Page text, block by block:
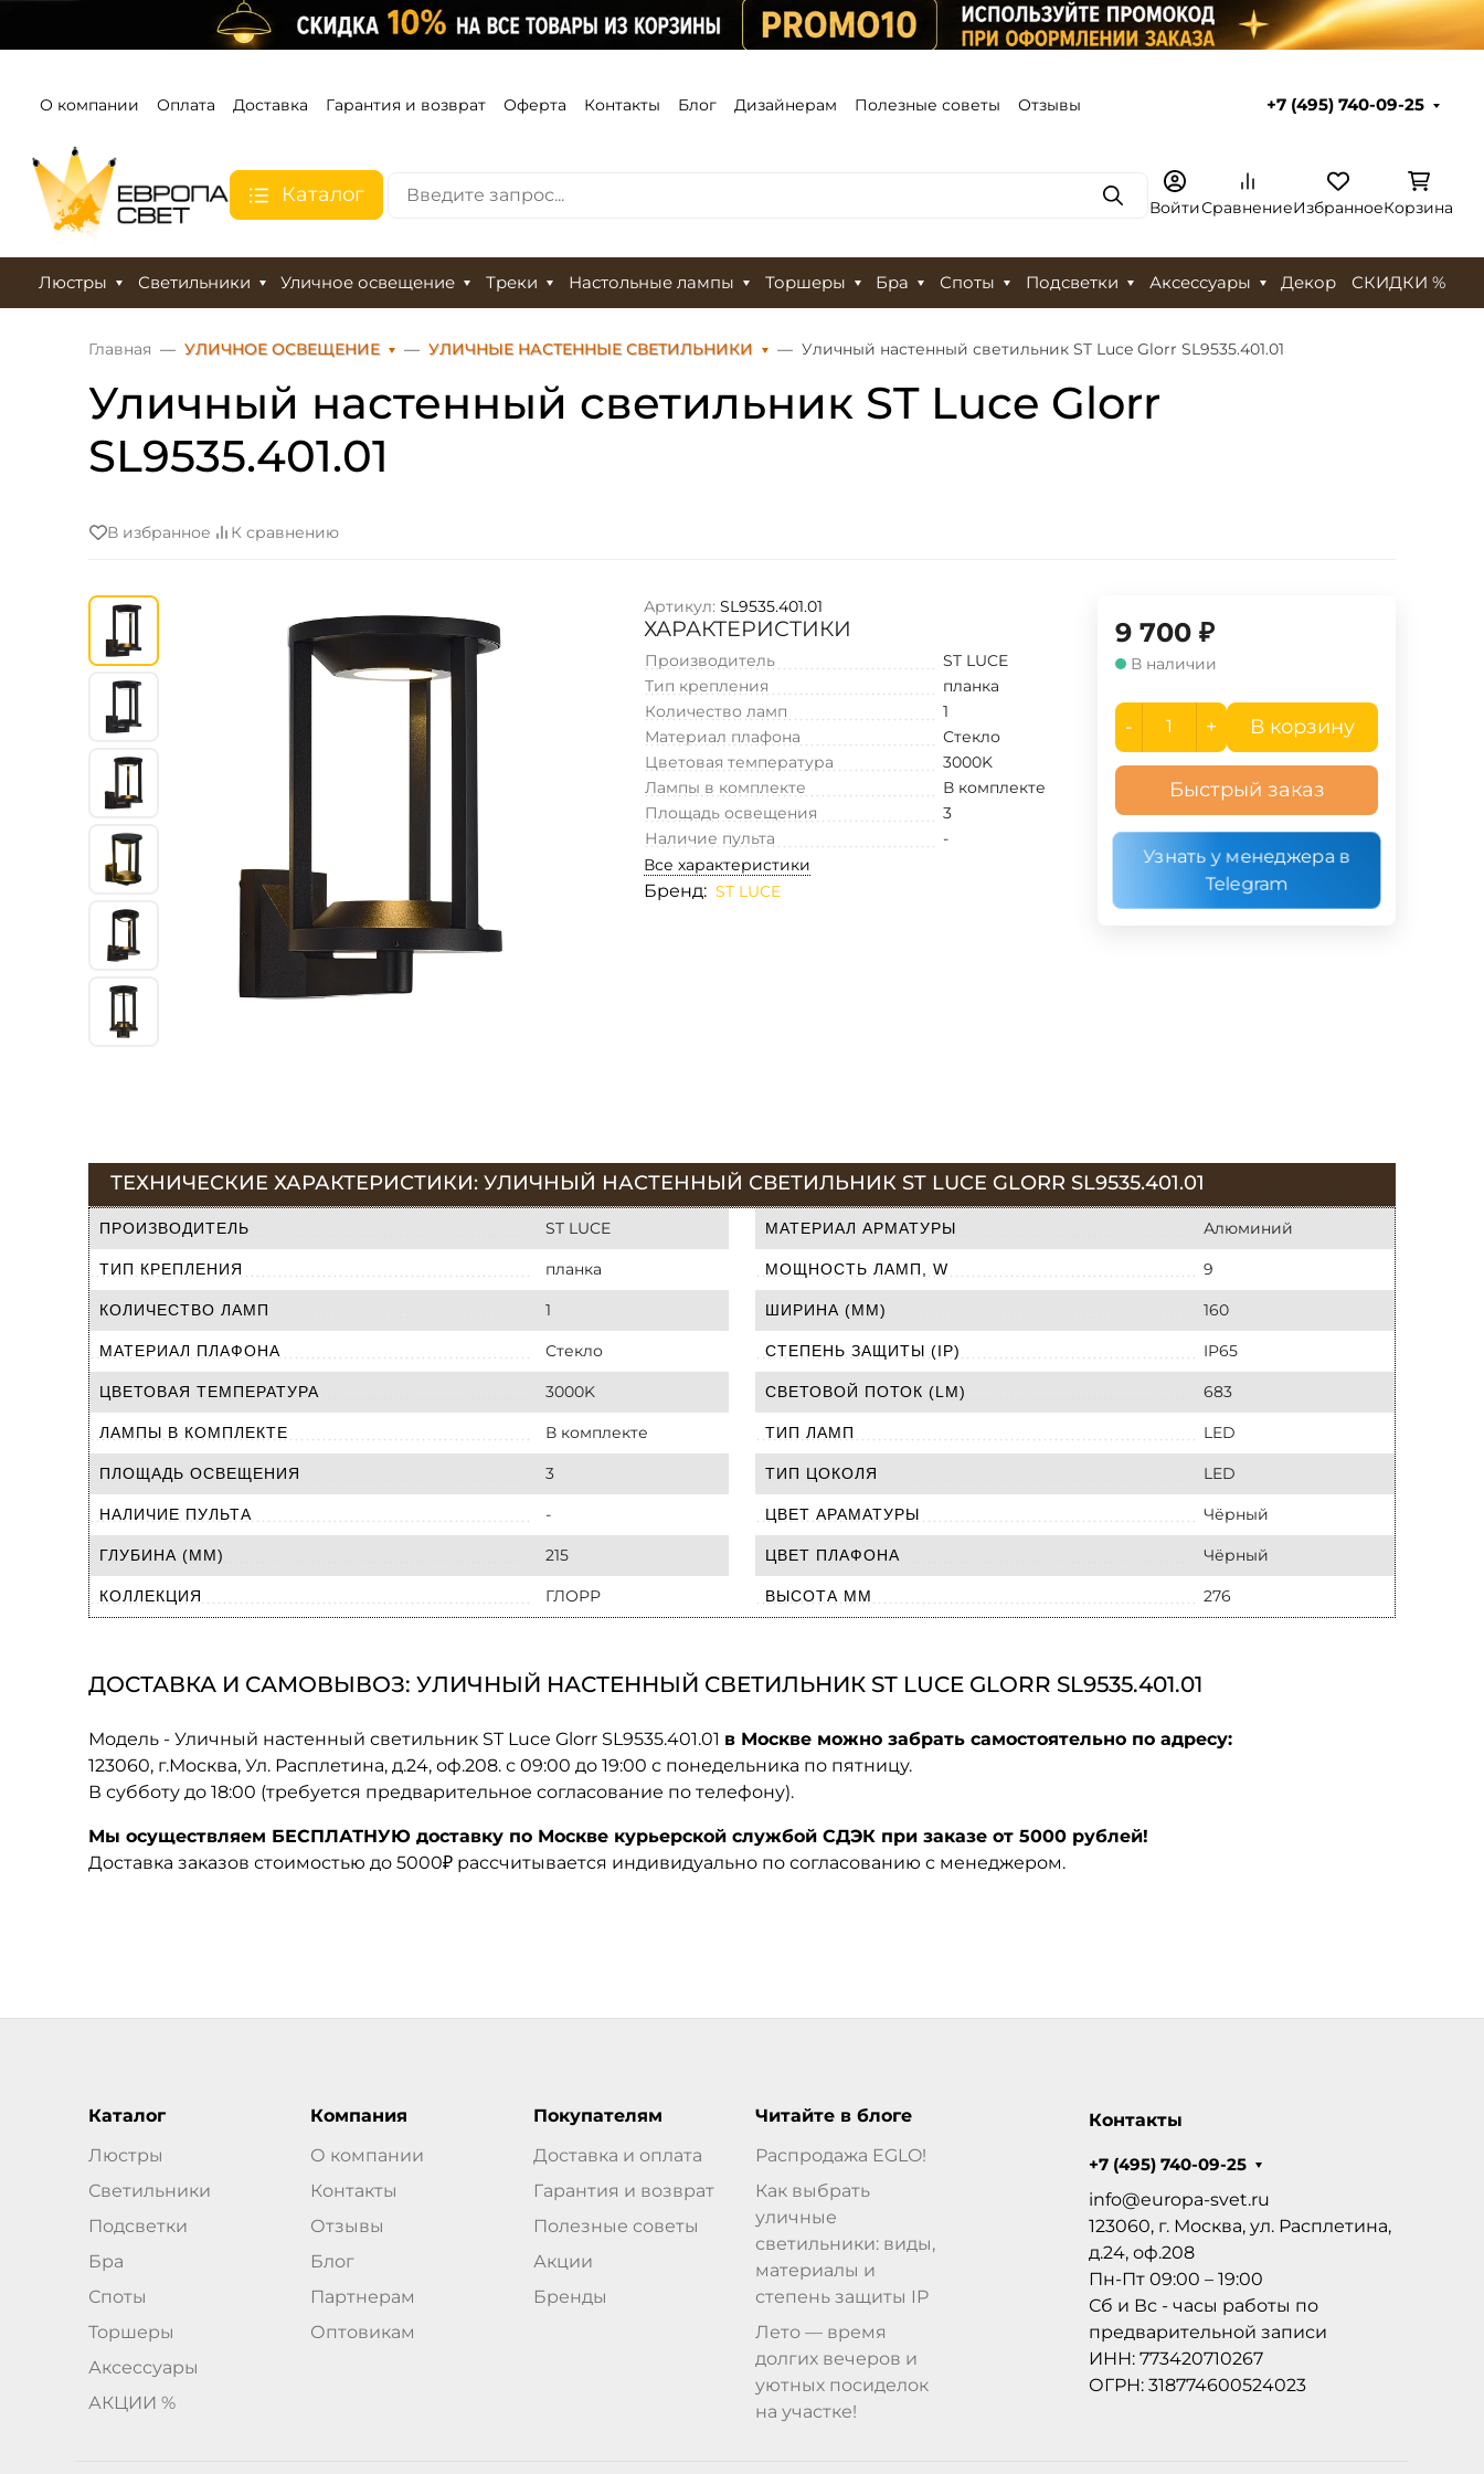
О компании Оплата Доставка Гарантия и возврат Оферта Контакты Блог Дизайнерам Полезные советы Отзывы +7 (495) 740-09-25
Каталог ПоискВойтиСравнениеИзбранноеКорзина
Люстры Светильники Уличное освещение Треки Настольные лампы Торшеры Бра Споты Подсветки Аксессуары Декор СКИДКИ %
Главная УЛИЧНОЕ ОСВЕЩЕНИЕ УЛИЧНЫЕ НАСТЕННЫЕ СВЕТИЛЬНИКИ Уличный настенный светильник ST Luce Glorr SL9535.401.01
Уличный настенный светильник ST Luce Glorr
SL9535.401.01
В избранное К сравнению
Артикул: SL9535.401.01
ХАРАКТЕРИСТИКИ
Производитель
ST LUCE
Тип крепления
планка
Количество ламп
1
Материал плафона
Стекло
Цветовая температура
3000K
Лампы в комплекте
В комплекте
Площадь освещения
3
Наличие пульта
-
Все характеристики
Бренд: ST LUCE
9 700 ₽
В наличии
- + В корзину
Быстрый заказ
Узнать у менеджера в
Telegram
ТЕХНИЧЕСКИЕ ХАРАКТЕРИСТИКИ: УЛИЧНЫЙ НАСТЕННЫЙ СВЕТИЛЬНИК ST LUCE GLORR SL9535.401.01
ПРОИЗВОДИТЕЛЬ ST LUCE
ТИП КРЕПЛЕНИЯ планка
КОЛИЧЕСТВО ЛАМП 1
МАТЕРИАЛ ПЛАФОНА Стекло
ЦВЕТОВАЯ ТЕМПЕРАТУРА 3000K
ЛАМПЫ В КОМПЛЕКТЕ В комплекте
ПЛОЩАДЬ ОСВЕЩЕНИЯ 3
НАЛИЧИЕ ПУЛЬТА -
ГЛУБИНА (ММ) 215
КОЛЛЕКЦИЯ ГЛОРР
МАТЕРИАЛ АРМАТУРЫ Алюминий
МОЩНОСТЬ ЛАМП, W 9
ШИРИНА (ММ) 160
СТЕПЕНЬ ЗАЩИТЫ (IP) IP65
СВЕТОВОЙ ПОТОК (LM) 683
ТИП ЛАМП LED
ТИП ЦОКОЛЯ LED
ЦВЕТ АРАМАТУРЫ Чёрный
ЦВЕТ ПЛАФОНА Чёрный
ВЫСОТА ММ 276
ДОСТАВКА И САМОВЫВОЗ: УЛИЧНЫЙ НАСТЕННЫЙ СВЕТИЛЬНИК ST LUCE GLORR SL9535.401.01
Модель - Уличный настенный светильник ST Luce Glorr SL9535.401.01 в Москве можно забрать самостоятельно по адресу:
123060, г.Москва, Ул. Расплетина, д.24, оф.208. с 09:00 до 19:00 с понедельника по пятницу.
В субботу до 18:00 (требуется предварительное согласование по телефону).
Мы осуществляем БЕСПЛАТНУЮ доставку по Москве курьерской службой СДЭК при заказе от 5000 рублей!
Доставка заказов стоимостью до 5000₽ рассчитывается индивидуально по согласованию с менеджером.
Каталог
Люстры
Светильники
Подсветки
Бра
Споты
Торшеры
Аксессуары
АКЦИИ %
Компания
О компании
Контакты
Отзывы
Блог
Партнерам
Оптовикам
Покупателям
Доставка и оплата
Гарантия и возврат
Полезные советы
Акции
Бренды
Читайте в блоге
Распродажа EGLO!
Как выбрать
уличные
светильники: виды,
материалы и
степень защиты IP
Лето — время
долгих вечеров и
уютных посиделок
на участке!
Контакты
+7 (495) 740-09-25
info@europa-svet.ru
123060, г. Москва, ул. Расплетина,
д.24, оф.208
Пн-Пт 09:00 – 19:00
Сб и Вс - часы работы по
предварительной записи
ИНН: 773420710267
ОГРН: 318774600524023